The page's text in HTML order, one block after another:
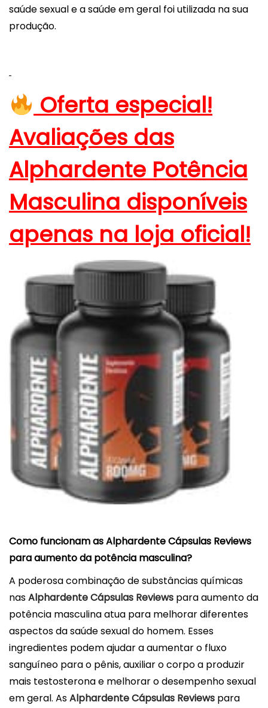
saúde sexual e a saúde em geral foi utilizada na sua
produção.
Oferta especial!
Avaliações das
Alphardente Potência
Masculina disponíveis
apenas na loja oficial!
Como funcionam as Alphardente Cápsulas Reviews
para aumento da potência masculina?
A poderosa combinação de substâncias químicas
nasAlphardente Cápsulas Reviews para aumento da
potência masculina atua para melhorar diferentes
aspectos da saúde sexual do homem. Esses
ingredientes podem ajudar a aumentar o fluxo
sanguíneo para o pênis, auxiliar o corpo a produzir
mais testosterona e melhorar o desempenho sexual
em geral. AsAlphardente Cápsulas Reviews para